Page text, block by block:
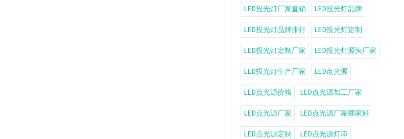
LED投光灯厂家直销 LED投光灯品牌
LED投光灯品牌排行 LED投光灯定制
LED投光灯定制厂家 LED投光灯源头厂家
LED投光灯生产厂家 LED点光源
LED点光源价格 LED点光源加工厂家
LED点光源厂家 LED点光源厂家哪家好
LED点光源定制 LED点光源灯串